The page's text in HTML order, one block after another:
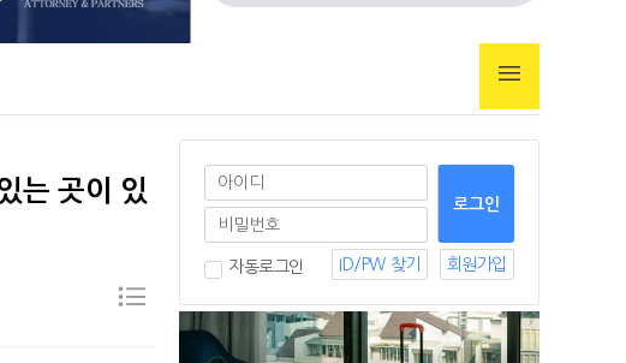
는 곳이 있
자동로그인 ID/PW 찾기 회원가입